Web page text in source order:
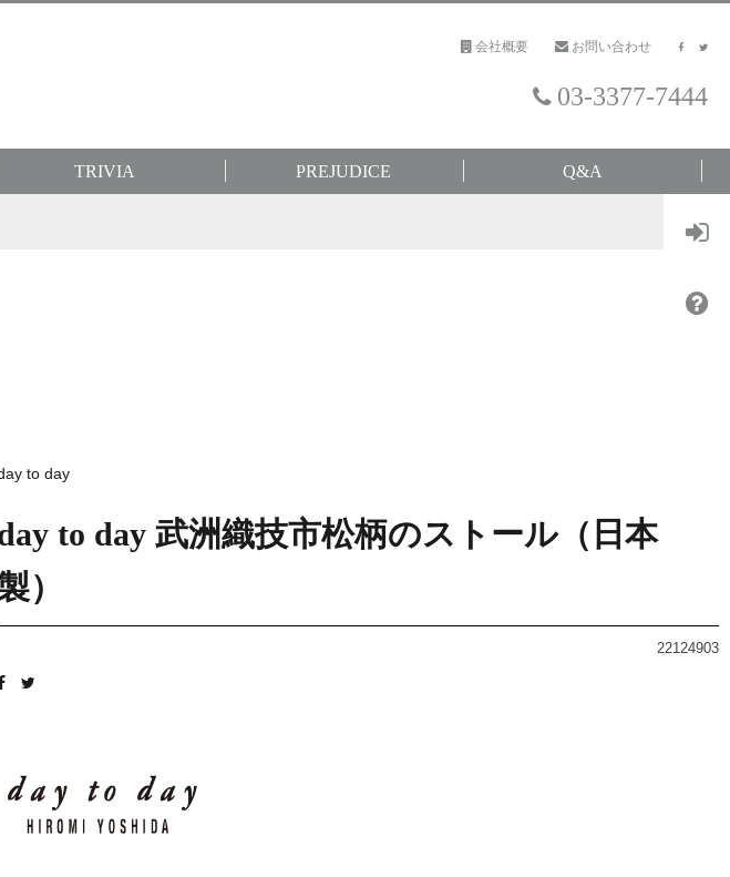
会社概要 お問い合わせ
03-3377-7444
TRIVIA PREJUDICE Q&A
to day
to day 武洲織技市松柄のストール（日本
）
22124903